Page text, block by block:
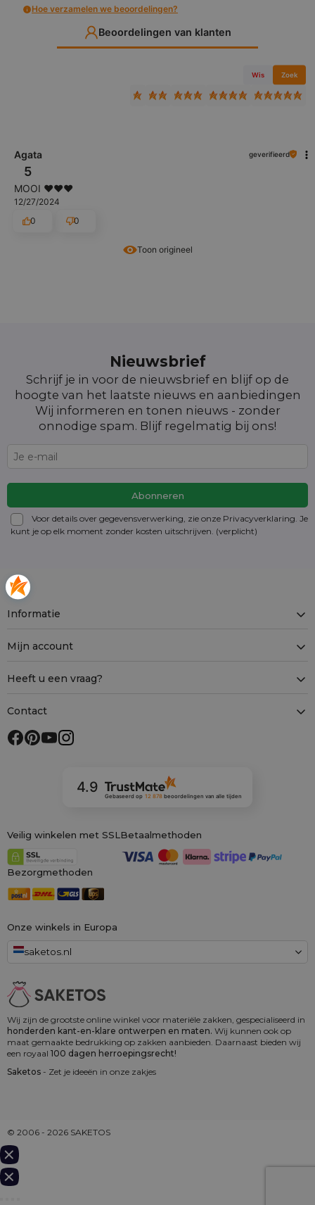
Hoe verzamelen we beoordelingen?
Beoordelingen van klanten
Wis Zoek
Toon origineel
Agata geverifieerd
5
MOOI ❤️❤️❤️
12/27/2024
0
0
Nieuwsbrief
Schrijf je in voor de nieuwsbrief en blijf op de
hoogte van het laatste nieuws en aanbiedingen
Wij informeren en tonen nieuws - zonder
onnodige spam. Blijf regelmatig bij ons!
Voor details over gegevensverwerking, zie onze Privacyverklaring. Je
kunt je op elk moment zonder kosten uitschrijven . (verplicht)
Wij zijn de grootste online winkel voor materiële zakken, gespecialiseerd in
honderden kant-en-klare ontwerpen en maten. Wij kunnen ook op
maat gemaakte bedrukking op zakken aanbieden. Daarnaast bieden wij
een royaal 100 dagen herroepingsrecht!
Saketos - Zet je ideeën in onze zakjes
Onze winkels in Europa
saketos.nl
Informatie
Mijn account
Heeft u een vraag?
Contact
4.9
Gebaseerd op 12 878beoordelingen van alle tijden
Veilig winkelen met SSL Betaalmethoden
Bezorgmethoden
© 2006 - 2026 SAKETOS